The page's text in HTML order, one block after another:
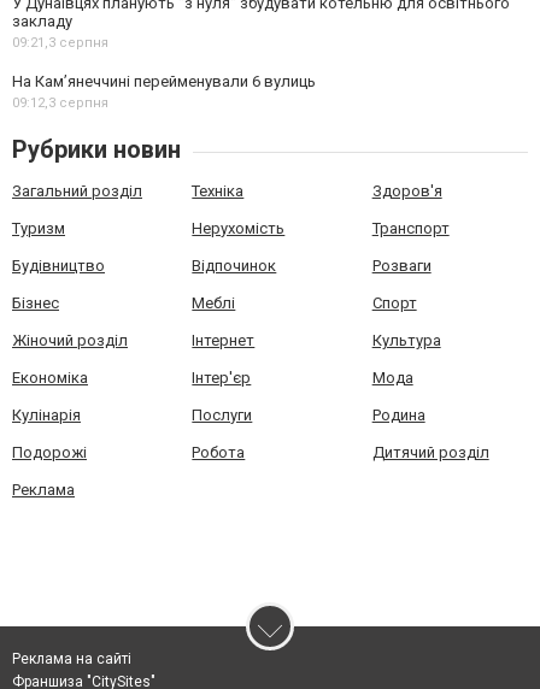
закладу
09:21,3 серпня
На Камʼянеччині перейменували 6 вулиць
09:12,3 серпня
Рубрики новин
Загальний розділ Техніка Здоров'я
Туризм Нерухомість Транспорт
Будівництво Відпочинок Розваги
Бізнес Меблі Спорт
Жіночий розділ Інтернет Культура
Економіка Інтер'єр Мода
Кулінарія Послуги Родина
Подорожі Робота Дитячий розділ
Реклама
Реклама на сайті
Франшиза "CitySites"